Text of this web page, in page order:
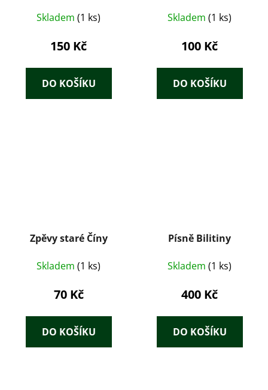
Skladem (1 ks)
150 Kč
DO KOŠÍKU
Skladem (1 ks)
100 Kč
DO KOŠÍKU
Zpěvy staré Číny
Skladem (1 ks)
70 Kč
DO KOŠÍKU
Písně Bilitiny
Skladem (1 ks)
400 Kč
DO KOŠÍKU